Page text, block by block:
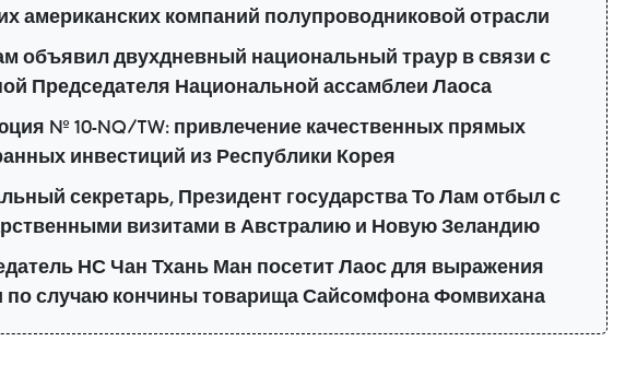
американских компаний полупроводниковой отрасли
объявил двухдневный национальный траур в связи с
Председателя Национальной ассамблеи Лаоса
№ 10-NQ/TW: привлечение качественных прямых
инвестиций из Республики Корея
секретарь, Президент государства То Лам отбыл с
визитами в Австралию и Новую Зеландию
НС Чан Тхань Ман посетит Лаос для выражения
по случаю кончины товарища Сайсомфона Фомвихана